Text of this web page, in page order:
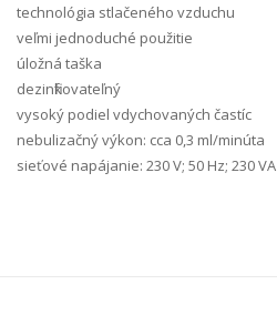
technológia stlačeného vzduchu
veľmi jednoduché použitie
úložná taška
dezinfikovateľný
vysoký podiel vdychovaných častíc
nebulizačný výkon: cca 0,3 ml/minúta
sieťové napájanie: 230 V; 50 Hz; 230 VA